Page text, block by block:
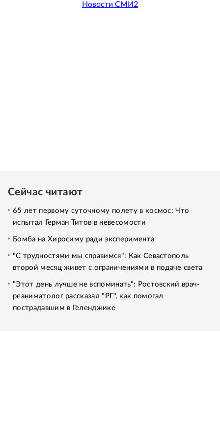
Новости СМИ2
Сейчас читают
65 лет первому суточному полету в космос: Что
испытал Герман Титов в невесомости
Бомба на Хиросиму ради эксперимента
"С трудностями мы справимся": Как Севастополь
второй месяц живет с ограничениями в подаче света
"Этот день лучше не вспоминать": Ростовский врач-
реаниматолог рассказал "РГ", как помогал
пострадавшим в Геленджике